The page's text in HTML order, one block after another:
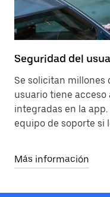
Seguridad del
Se solicitan millones
usuario tiene
integradas en la
equipo de soporte si
Más información